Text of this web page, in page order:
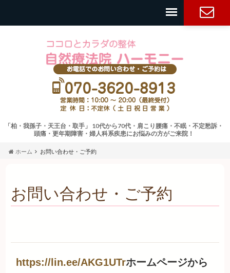
「柏・我孫子・天王台・取手」 10代から70代・肩こり腰痛・不眠・不定愁訴・
頭痛・更年期障害・婦人科系疾患にお悩みの方がご来院！
ホーム お問い合わせ・ご予約
お問い合わせ・ご予約
https://lin.ee/AKG1UTrホームページから